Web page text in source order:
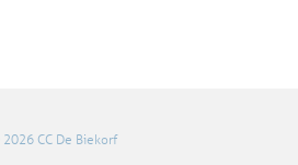
CC De Biekorf